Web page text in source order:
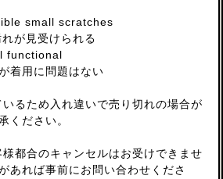
small scratches
が見受けられる
functional
着用に問題はない
るため入れ違いで売り切れの場合が
ください。
都合のキャンセルはお受けできませ
あれば事前にお問い合わせくださ